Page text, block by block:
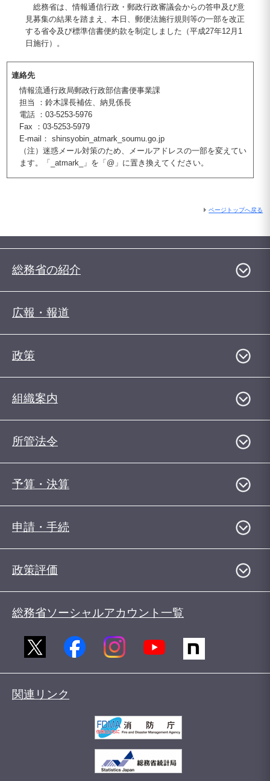
総務省は、情報通信行政・郵政行政審議会からの答申及び意
見募集の結果を踏まえ、本日、郵便法施行規則等の一部を改正
する省令及び標準信書便約款を制定しました（平成27年12月1
日施行）。
連絡先
情報流通行政局郵政行政部信書便事業課
担当 ：鈴木課長補佐、納見係長
電話 ：03-5253-5976
Fax ：03-5253-5979
E-mail： shinsyobin_atmark_soumu.go.jp
（注）迷惑メール対策のため、メールアドレスの一部を変えてい
ます。「_atmark_」を「@」に置き換えてください。
ページトップへ戻る
総務省の紹介
広報・報道
政策
組織案内
所管法令
予算・決算
申請・手続
政策評価
総務省ソーシャルアカウント一覧
関連リンク